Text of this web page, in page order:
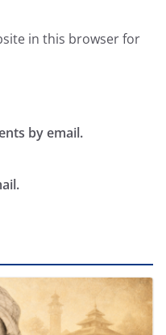
in this browser for
by email.